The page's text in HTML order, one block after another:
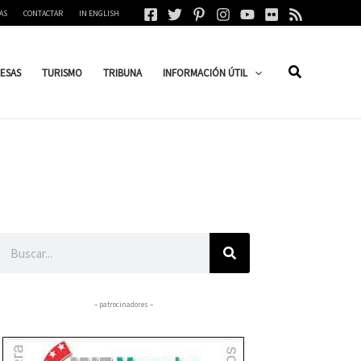
CONTACTAR IN ENGLISH
TURISMO TRIBUNA INFORMACIÓN ÚTIL
– patrocinadores –